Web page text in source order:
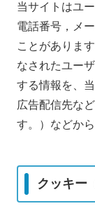
当サイトはユ
電話番号，メ
ことがありま
なされたユー
する情報を、
広告配信先な
す。）などか
クッキー